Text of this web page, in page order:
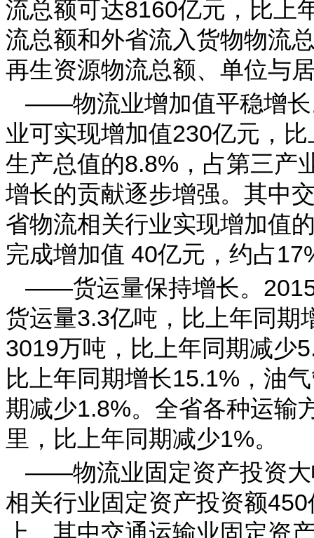
流总额可达8160亿元，比上
流总额和外省流入货物物流
再生资源物流总额、单位与
——物流业增加值平稳增长
业可实现增加值230亿元，
生产总值的8.8%，占第三产
增长的贡献逐步增强。其中
省物流相关行业实现增加值
完成增加值 40亿元，约占
——货运量保持增长。
货运量3.3亿吨，比上年同期
3019万吨，比上年同期减少
比上年同期增长15.1%，油
期减少1.8%。全省各种运输
里，比上年同期减少1%。
——物流业固定资产投资大
相关行业固定资产投资额
上。其中交通运输业固定资